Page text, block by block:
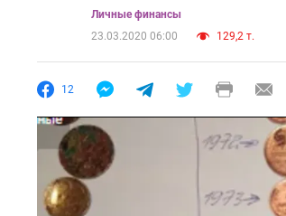
Личные финансы
23.03.2020 06:00
129,2 т.
12